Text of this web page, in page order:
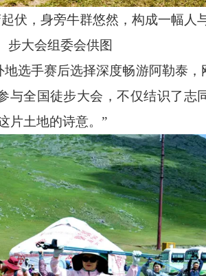
伏，身旁牛群悠然，构成一幅人
步大会组委会供图
选手赛后选择深度畅游阿勒泰
与全国徒步大会，不仅结识了志
片土地的诗意。”